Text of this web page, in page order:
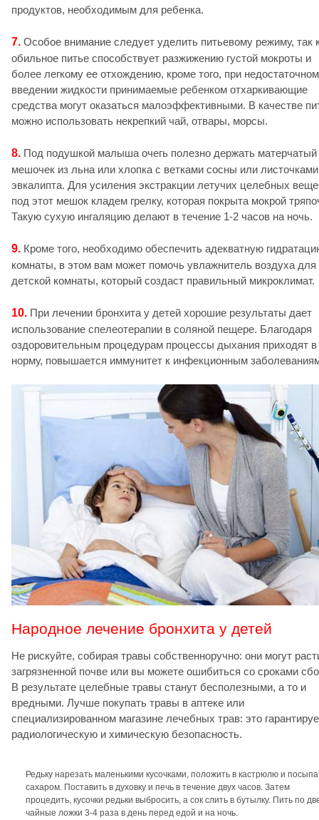
продуктов, необходимым для ребенка.
7. Особое внимание следует уделить питьевому режиму, так
обильное питье способствует разжижению густой мокроты и
более легкому ее отхождению, кроме того, при недостаточном
введении жидкости принимаемые ребенком отхаркивающие
средства могут оказаться малоэффективными. В качестве
можно использовать некрепкий чай, отвары, морсы.
8. Под подушкой малыша очегь полезно держать матерчатый
мешочек из льна или хлопка с ветками сосны или листочками
эвкалипта. Для усиления экстра­кции летучих целебных
под этот мешок кладем грелку, которая покры­та мокрой
Такую сухую ингаляцию делают в течение 1-2 часов на ночь.
9. Кроме того, необходимо обеспечить адекватную
комнаты, в этом вам может помочь увлажнитель воздуха для
детской комнаты, который создаст правильный микроклимат.
10. При лечении бронхита у детей хорошие результаты дает
использование спелеотерапии в соляной пещере. Благодаря
оздоровительным процедурам процессы дыхания приходят в
норму, повышается иммунитет к инфекционным
Народное лечение бронхита у детей
Не рискуйте, собирая травы собственноручно: они могут
загрязненной почве или вы можете ошибиться со сроками
В результате целебные травы станут бесполезными, а то и
вредными. Лучше покупать травы в аптеке или
специализированном магазине лечебных трав: это
радиологическую и химическую безопасность.
Редьку нарезать маленькими кусочками, положить в кастрюлю и
сахаром. Поставить в духовку и печь в течение двух часов. Затем
процедить, кусочки редьки выбросить, а сок слить в бутылку. Пить по
чайные ложки 3-4 раза в день перед едой и на ночь.